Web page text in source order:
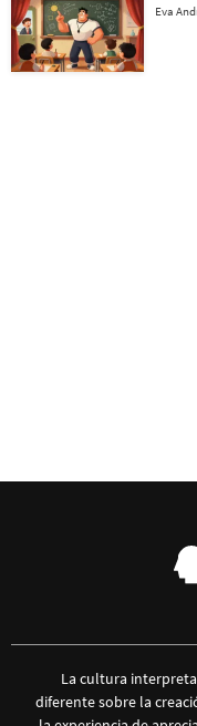
Eva
La cultura
diferente sobre la